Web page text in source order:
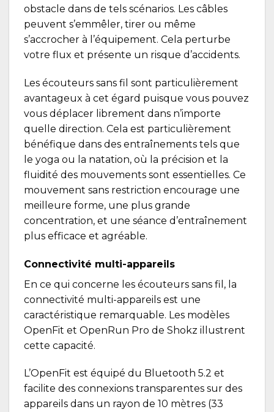
obstacle dans de tels scénarios. Les câbles
peuvent s’emmêler, tirer ou même
s’accrocher à l’équipement. Cela perturbe
votre flux et présente un risque d’accidents.
Les écouteurs sans fil sont particulièrement
avantageux à cet égard puisque vous pouvez
vous déplacer librement dans n’importe
quelle direction. Cela est particulièrement
bénéfique dans des entraînements tels que
le yoga ou la natation, où la précision et la
fluidité des mouvements sont essentielles. Ce
mouvement sans restriction encourage une
meilleure forme, une plus grande
concentration, et une séance d’entraînement
plus efficace et agréable.
Connectivité multi-appareils
En ce qui concerne les écouteurs sans fil, la
connectivité multi-appareils est une
caractéristique remarquable. Les modèles
OpenFit et OpenRun Pro de Shokz illustrent
cette capacité.
L’OpenFit est équipé du Bluetooth 5.2 et
facilite des connexions transparentes sur des
appareils dans un rayon de 10 mètres (33